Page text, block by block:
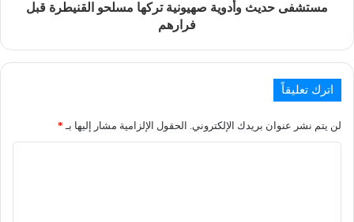
مستشفى حديث وأدوية صهيونية تركها مسلحو القنيطرة قبل
فرارهم
اترك تعليقاً
لن يتم نشر عنوان بريدك الإلكتروني. الحقول الإلزامية مشار إليها بـ *